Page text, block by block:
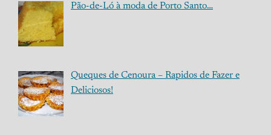
Pão-de-Ló à moda de Porto Santo…
Queques de Cenoura – Rapidos de Fazer e
Deliciosos!